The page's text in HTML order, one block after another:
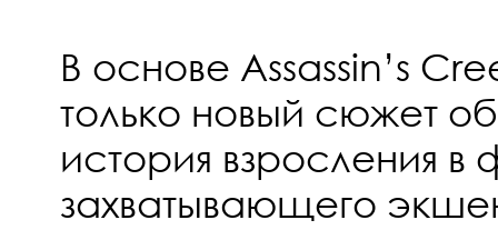
В основе Assassin’s
только новый сюжет
история взросления
захватывающего